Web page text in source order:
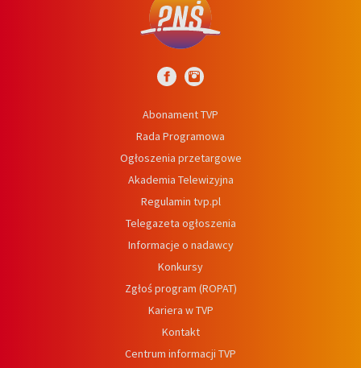
Abonament TVP
Rada Programowa
Ogłoszenia przetargowe
Akademia Telewizyjna
Regulamin tvp.pl
Telegazeta ogłoszenia
Informacje o nadawcy
Konkursy
Zgłoś program (ROPAT)
Kariera w TVP
Kontakt
Centrum informacji TVP